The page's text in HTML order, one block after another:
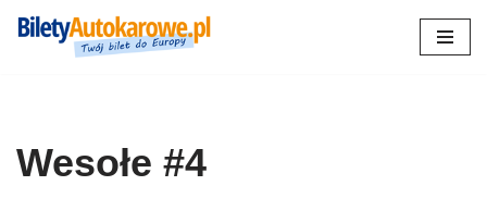
Wesołe #4